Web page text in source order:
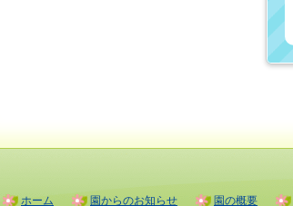
ホーム 園からのお知らせ 園の概要